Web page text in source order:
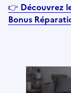
👉 Découvrez
Bonus